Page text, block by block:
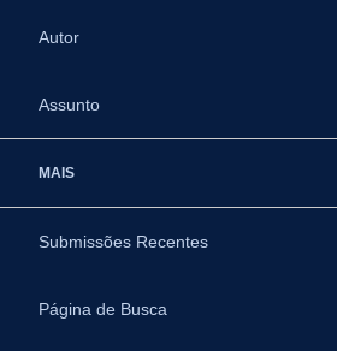
Autor
Assunto
MAIS
Submissões Recentes
Página de Busca